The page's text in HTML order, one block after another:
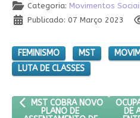
Categoria: Movimentos
Publicado: 07 Março 2023
FEMINISMO MST
LUTA DE CLASSES
ARTIGO ANTERIOR: MST
MST COBRA NOVO
PLANO DE
DE